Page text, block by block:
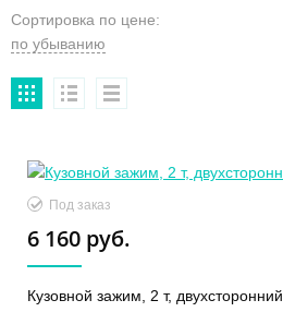
Сортировка по цене:
Под заказ
6 160 руб.
Кузовной зажим, 2 т, двухсторонний